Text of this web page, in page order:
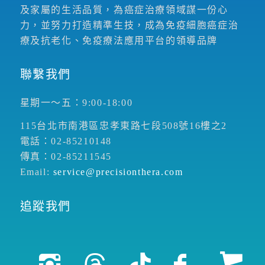
及家屬的生活品質，為癌症治療領域謀一份心
力，並努力打造精準生技，成為免疫細胞癌症治
療及抗老化、免疫療法應用平台的領導品牌
聯繫我們
星期一～五：9:00-18:00
115台北市南港區忠孝東路七段508號16樓之2
電話：02-85210148
傳真：02-85211545
Email: service@precisionthera.com
追蹤我們